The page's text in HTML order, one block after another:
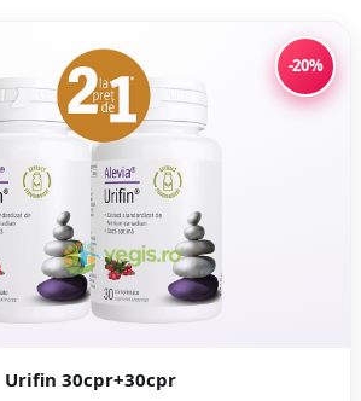
-20%
Urifin 30cpr+30cpr